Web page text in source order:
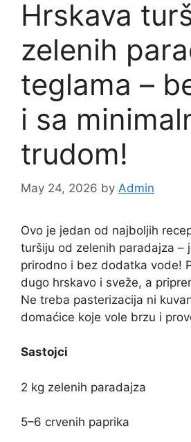
Hrskava
zelenih
teglama –
i sa
trudom!
May 24, 2026 by Admin
Ovo je jedan od najboljih
turšiju od zelenih paradajza –
prirodno i bez dodatka vode!
dugo hrskavo i sveže, a
Ne treba pasterizacija ni
domaćice koje vole brzu i
Sastojci
2 kg zelenih paradajza
5–6 crvenih paprika